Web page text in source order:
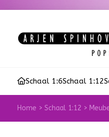
Schaal 1:6Schaal 1:12
Home > Schaal 1:12 >